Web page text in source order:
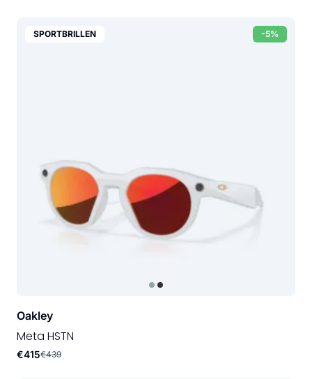
-5%
SPORTBRILLEN
Oakley
Meta HSTN
€415€439